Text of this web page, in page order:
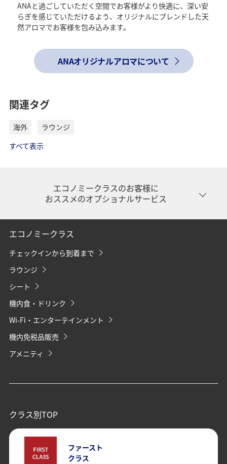
ANAと過ごしていただく空間でお客様がより快適に、深い安
らぎを感じていただけるよう、オリジナルにブレンドした天
然アロマでお客様を包み込みます。
ANAオリジナルアロマについて
関連タグ
海外
ラウンジ
すべて表示
エコノミークラスのお客様に
おススメのオプショナルサービス
く
エコノミークラス
チェックインから到着まで
ラウンジ
シート
機内食・ドリンク
Wi-Fi・エンターテインメント
機内免税品販売
アメニティ
クラス別TOP
ファースト
クラス